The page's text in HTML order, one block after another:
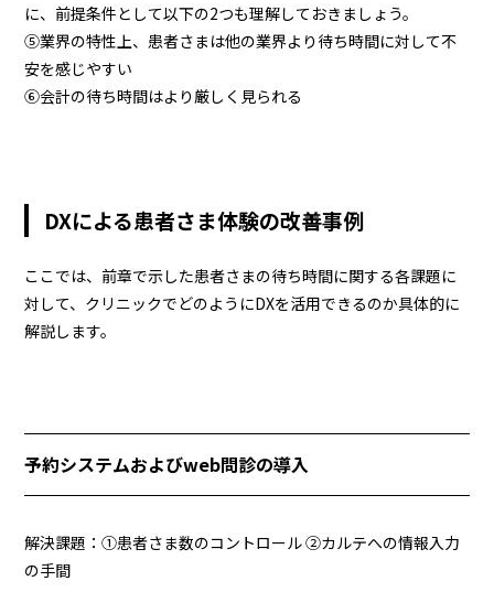
に、前提条件として以下の2つも理解しておきましょう。
⑤業界の特性上、患者さまは他の業界より待ち時間に対して不
安を感じやすい
⑥会計の待ち時間はより厳しく見られる
DXによる患者さま体験の改善事例
ここでは、前章で示した患者さまの待ち時間に関する各課題に
対して、クリニックでどのようにDXを活用できるのか具体的に
解説します。
予約システムおよびweb問診の導入
解決課題：①患者さま数のコントロール ②カルテへの情報入力
の手間